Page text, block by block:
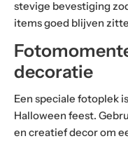
stevige bevestiging
items goed blijven
decoratie
Een speciale fotoplek
Halloween feest.
en creatief decor om